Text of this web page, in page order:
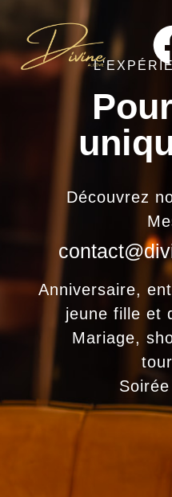
Pour
Découvrez
Anniversaire,
jeune fille et
Mariage,
Soirée